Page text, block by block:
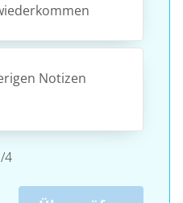
Notizen
4